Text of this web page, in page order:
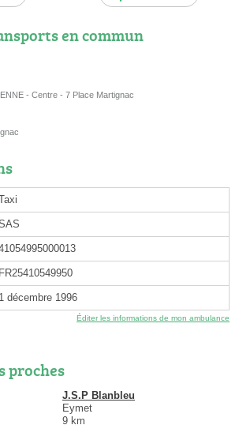
en commun
- Centre - 7 Place Martignac
FR25410549950
1 décembre 1996
Éditer les informations de mon ambulance
proches
J.S.P Blanbleu
Eymet
9 km